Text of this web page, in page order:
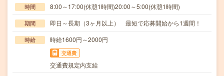
時間 8:00～17:00(休憩1時間)20:00～5:00(休憩1時間)
期間 即日～長期（3ヶ月以上） 最短で応募開始から1週間！
時給 時給1600円～2000円
交通費
交通費規定内支給